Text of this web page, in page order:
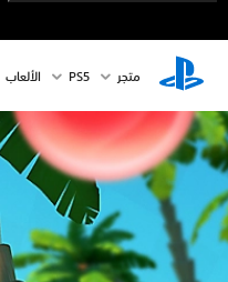
متجر PS5‏ الألعاب